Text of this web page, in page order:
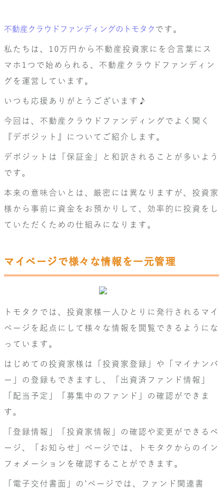
不動産クラウドファンディングのトモタク です。
私たちは、10万円から不動産投資家にを合言葉にス
マホ1つで始められる、不動産クラウドファンディン
グを運営しています。
いつも応援ありがとうございます♪
今回は、不動産クラウドファンディングでよく聞く
『デポジット』についてご紹介します。
デポジットは「保証金」と和訳されることが多いよう
です。
本来の意味合いとは、厳密には異なりますが、投資家
様から事前に資金をお預かりして、効率的に投資をし
ていただくための仕組みになります。
マイページで様々な情報を一元管理
トモタクでは、投資家様一人ひとりに発行されるマイ
ページを起点にして様々な情報を閲覧できるようにな
っています。
はじめての投資家様は「投資家登録」や「マイナンバ
ー」の登録もできますし、「出資済ファンド情報」
「配当予定」「募集中のファンド」の確認ができま
す。
「登録情報」「投資家情報」の確認や変更ができるペ
ージ、「お知らせ」ページでは、トモタクからのイン
フォメーションを確認することができます。
「電子交付書面」の’ページでは、ファンド関連書